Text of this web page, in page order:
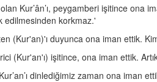
Kur’ân’ı, peygamberi işitince ona
edilmesinden korkmaz.'
(Kur'an)'ı duyunca ona iman ettik.
(Kur'an'ı) işitince, ona iman ettik.
dinlediğimiz zaman ona iman